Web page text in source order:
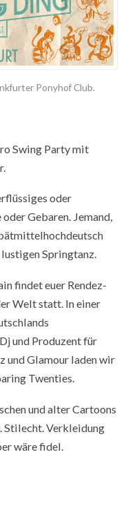
Ponyhof Club.
Swing Party mit
oder
Gebaren. Jemand,
Springtanz.
findet euer Rendez-
Welt statt. In einer
und Produzent für
und Glamour laden wir
Twenties.
und alter Cartoons
Stilecht. Verkleidung
wäre fidel.